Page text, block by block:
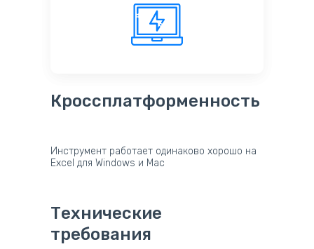
Кроссплатформенность
Инструмент работает одинаково хорошо на
Excel для Windows и Mac
Технические
требования